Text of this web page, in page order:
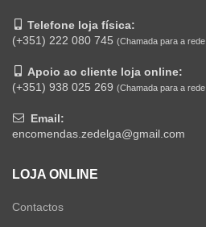
Telefone loja física:
(+351) 222 080 745 (Chamada para a
Apoio ao cliente loja online:
(+351) 938 025 269 (Chamada para a
Email:
encomendas.zedelga@gmail.com
LOJA ONLINE
Contactos